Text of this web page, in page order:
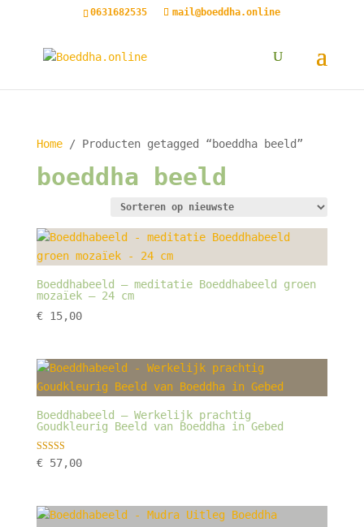
0631682535 mail@boeddha.online
Home/ Producten getagged “boeddha beeld”
boeddha beeld
Boeddhabeeld – meditatie Boeddhabeeld groen
mozaïek – 24 cm
€15,00
Boeddhabeeld – Werkelijk prachtig
Goudkleurig Beeld van Boeddha in Gebed
Gewaardeerd
5.00
€57,00